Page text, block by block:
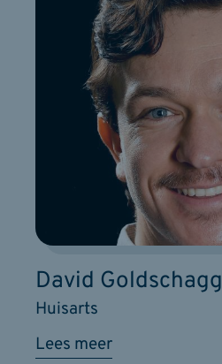
Lees meer
Huisarts
David Goldschagg